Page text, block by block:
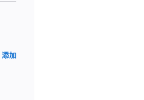
添加